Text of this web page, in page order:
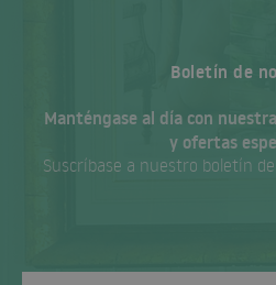
Boletín de
Manténgase al día con
y ofertas
Suscríbase a nuestro boletín